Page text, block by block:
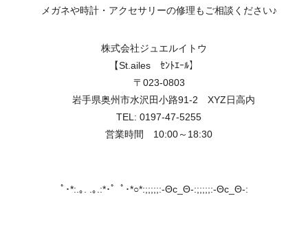
メガネや時計・アクセサリーの修理もご相談ください♪
株式会社ジュエルイトウ
【St.ailes ｾﾝﾄｴｰﾙ】
〒023-0803
岩手県奥州市水沢田小路91-2 XYZ日高内
TEL: 0197-47-5255
営業時間 10:00～18:30
ﾟ･*:.｡. .｡.:*･゜ﾟ･*○*:;;;;;:-Θc_Θ-:;;;;;:-Θc_Θ-: